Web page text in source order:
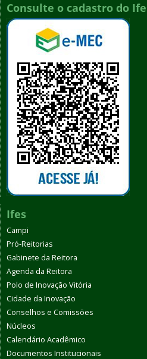
Consulte o cadastro do
Ifes
Campi
Pró-Reitorias
Gabinete da Reitora
Agenda da Reitora
Polo de Inovação Vitória
Cidade da Inovação
Conselhos e Comissões
Núcleos
Calendário Acadêmico
Documentos Institucionais